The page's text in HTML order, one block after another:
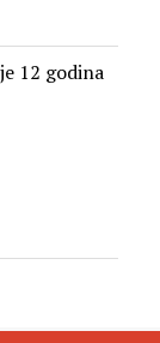
12 godina